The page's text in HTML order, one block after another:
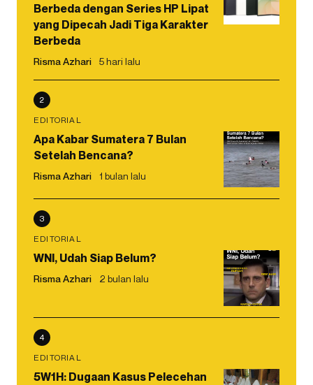
Berbeda dengan Series HP Lipat
yang Dipecah Jadi Tiga Karakter
Berbeda
Risma Azhari 5 hari lalu
2
EDITORIAL
Apa Kabar Sumatera 7 Bulan
Setelah Bencana?
Risma Azhari 1 bulan lalu
3
EDITORIAL
WNI, Udah Siap Belum?
Risma Azhari 2 bulan lalu
4
EDITORIAL
5W1H: Dugaan Kasus Pelecehan